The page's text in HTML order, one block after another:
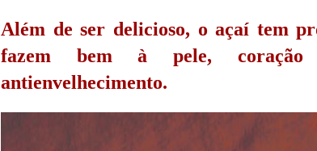
Além de ser delicioso, o açaí tem
fazem bem à pele,
antienvelhecimento.